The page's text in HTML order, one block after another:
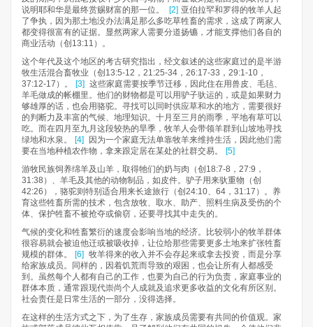
说明耶和华是最终赏赐财富的那一位。
[2] 亚伯拉罕和罗得的牧羊人起
了争执，因为那土地没办法满足那么多吃草牲畜的需求，这成了两家人
都变得很富有的证据。显然两家人需要分道扬镳，才能支撑他们各自的
商业活动（创13:11）。
这个年代及这个地区的考古研究指出，经文叙述的这些家庭过的是半游
牧生活混合畜牧业（创13:5-12，21:25-34，26:17-33，29:1-10，
37:12-17）。
[3] 这些家庭需要按季节迁移，因此住在用兽皮、毛毡、
羊毛做成的帐棚里。他们的财物都是可以用驴子驮运的，或是如果财力
够雄厚的话，也会用骆驼。寻找可以同时供应草和水的地方，需要很好
的判断力及丰富的气候、地理知识。十月至三月的雨季，平地有草可以
吃。而在四月至九月这段较热的旱季，牧羊人会带领羊群到山坡地寻找
绿地和水泉。
[4]
因为一个家庭无法单靠牧羊来维持生活，因此他们需
要在当地种植农作物，拿来跟定居在某处的社群交易。
[5]
游牧民族饲养绵羊及山羊，取得牠们的奶与肉（创18:7-8，27:9，
31:38）、羊毛及其他的动物制品，如皮件。驴子用来驮重物（创
42:26），骆驼则特别适合用来长途旅行（创24:10、64，31:17）。养
育这些牲畜所需的技术，包含放牧、取水、助产、照料生病及受伤的个
体、保护牲畜不被抢夺或偷窃，还要寻找其中走失的。
气候的变化和牲畜繁衍的速度会影响当地的经济。比较弱小的牧羊群体
很容易就会被迫他迁或被吸收掉，让位给那些需要更多土地来扩张牲畜
规模的群体。
[6] 牧羊得来的收入并不会存起来或拿去投资，而是分享
给家族成员。同样的，因着饥荒而导致的艰困，也会让所有人都感受
到。虽然每个人都有自己的工作，也要为自己的行为负责，家庭事业的
群体本质，通常跟现代崇尚个人成就及追求更多收益的文化有所区别。
社会责任是日常生活的一部分，没得选择。
在这样的生活方式之下，为了生存，家族成员需要有共同的价值观。家